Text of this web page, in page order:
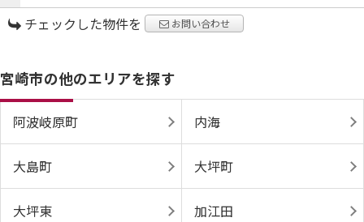
チェックした物件を お問い合わせ
宮崎市の他のエリアを探す
阿波岐原町 内海
大島町 大坪町
大坪東 加江田